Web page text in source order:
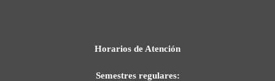
Horarios de Atención
Semestres regulares: